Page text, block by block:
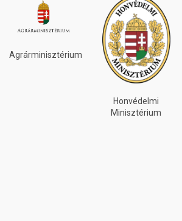
Agrárminisztérium
Honvédelmi
Minisztérium